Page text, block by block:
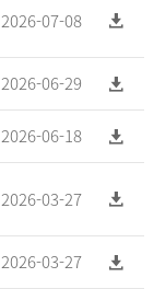
2026-07-08
2026-06-29
2026-06-18
2026-03-27
2026-03-27